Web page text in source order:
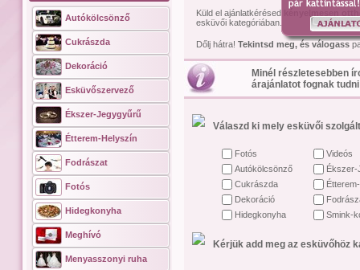
Autókölcsönző
Cukrászda
Dekoráció
Esküvőszervező
Ékszer-Jegygyűrű
Étterem-Helyszín
Fodrászat
Fotós
Hidegkonyha
Meghívó
Menyasszonyi ruha
Küld el ajánlatkérésed
esküvői kategóriában.
Dőlj hátra! Tekintsd meg, és válogass
Minél részletesebben
árajánlatot fognak
Válaszd ki mely esküvői
Fotós
Videós
Autókölcsönző
Ékszer-
Cukrászda
Dekoráció
Hidegkonyha
Smink-
Kérjük add meg az esküvőhöz